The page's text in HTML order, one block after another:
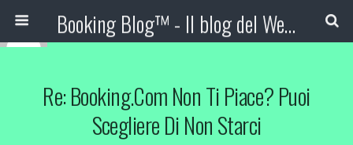
Booking Blog™ - Il blog del Web Marketing Turistico
Re: Booking.com Non Ti Piace? Puoi
Scegliere Di Non Starci